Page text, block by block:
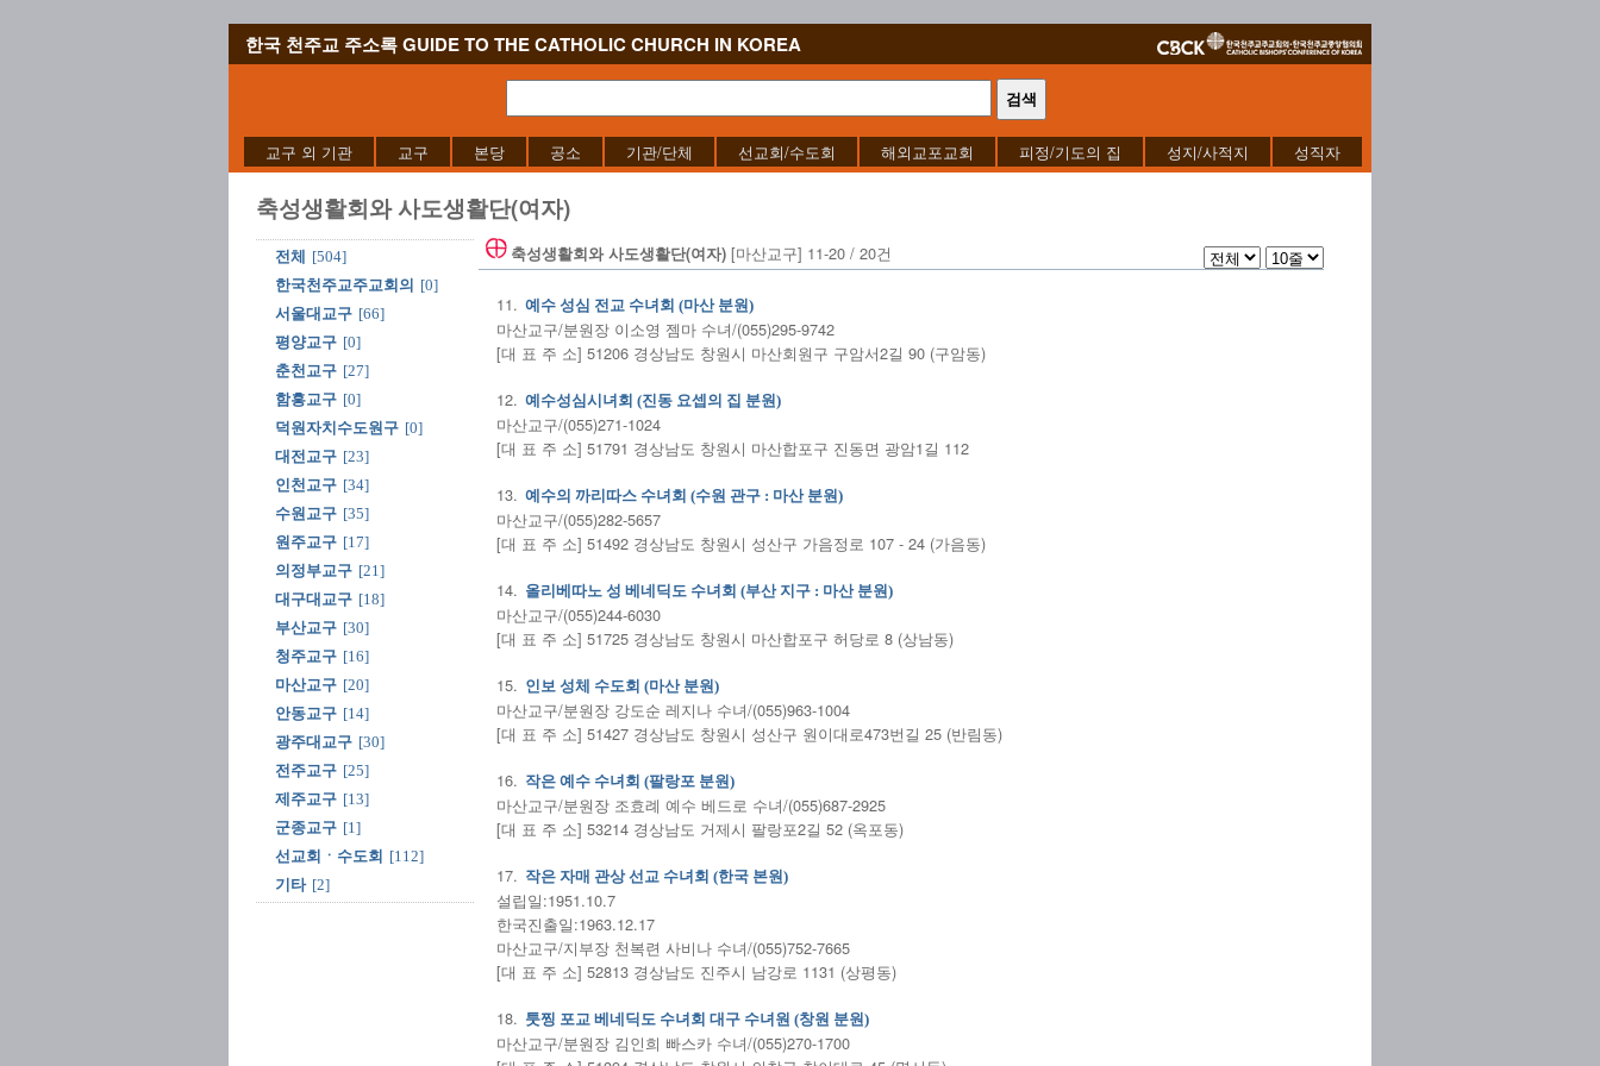
한국 천주교 주소록 GUIDE TO THE CATHOLIC CHURCH IN KOREA
교구 외 기관 교구 본당 공소 기관/단체 선교회/수도회 해외교포교회 피정/기도의 집 성지/사적지 성직자
축성생활회와 사도생활단(여자)
전체
[504]
한국천주교주교회의 [0]
서울대교구 [66]
평양교구 [0]
춘천교구 [27]
함흥교구 [0]
덕원자치수도원구 [0]
대전교구 [23]
인천교구 [34]
수원교구 [35]
원주교구 [17]
의정부교구 [21]
대구대교구 [18]
부산교구 [30]
청주교구 [16]
마산교구 [20]
안동교구 [14]
광주대교구 [30]
전주교구 [25]
제주교구 [13]
군종교구 [1]
선교회ㆍ수도회 [112]
기타 [2]
축성생활회와 사도생활단(여자) [마산교구] 11-20 / 20건
11. 예수 성심 전교 수녀회 (마산 분원)
마산교구/분원장 이소영 젬마 수녀/(055)295-9742
[대 표 주 소] 51206 경상남도 창원시 마산회원구 구암서2길 90 (구암동)
12. 예수성심시녀회 (진동 요셉의 집 분원)
마산교구/(055)271-1024
[대 표 주 소] 51791 경상남도 창원시 마산합포구 진동면 광암1길 112
13. 예수의 까리따스 수녀회 (수원 관구 : 마산 분원)
마산교구/(055)282-5657
[대 표 주 소] 51492 경상남도 창원시 성산구 가음정로 107 - 24 (가음동)
14. 올리베따노 성 베네딕도 수녀회 (부산 지구 : 마산 분원)
마산교구/(055)244-6030
[대 표 주 소] 51725 경상남도 창원시 마산합포구 허당로 8 (상남동)
15. 인보 성체 수도회 (마산 분원)
마산교구/분원장 강도순 레지나 수녀/(055)963-1004
[대 표 주 소] 51427 경상남도 창원시 성산구 원이대로473번길 25 (반림동)
16. 작은 예수 수녀회 (팔랑포 분원)
마산교구/분원장 조효례 예수 베드로 수녀/(055)687-2925
[대 표 주 소] 53214 경상남도 거제시 팔랑포2길 52 (옥포동)
17. 작은 자매 관상 선교 수녀회 (한국 본원)
설립일:1951.10.7
한국진출일:1963.12.17
마산교구/지부장 천복련 사비나 수녀/(055)752-7665
[대 표 주 소] 52813 경상남도 진주시 남강로 1131 (상평동)
18. 툿찡 포교 베네딕도 수녀회 대구 수녀원 (창원 분원)
마산교구/분원장 김인희 빠스카 수녀/(055)270-1700